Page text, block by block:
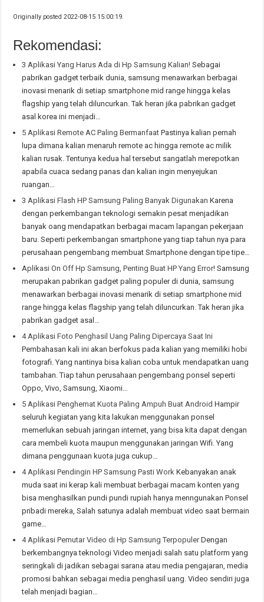
Originally posted 2022-08-15 15:00:19.
Rekomendasi:
3 Aplikasi Yang Harus Ada di Hp Samsung Kalian! Sebagai
pabrikan gadget terbaik dunia, samsung menawarkan berbagai
inovasi menarik di setiap smartphone mid range hingga kelas
flagship yang telah diluncurkan. Tak heran jika pabrikan gadget
asal korea ini menjadi…
5 Aplikasi Remote AC Paling Bermanfaat Pastinya kalian pernah
lupa dimana kalian menaruh remote ac hingga remote ac milik
kalian rusak. Tentunya kedua hal tersebut sangatlah merepotkan
apabila cuaca sedang panas dan kalian ingin menyejukan
ruangan…
3 Aplikasi Flash HP Samsung Paling Banyak Digunakan Karena
dengan perkembangan teknologi semakin pesat menjadikan
banyak oang mendapatkan berbagai macam lapangan pekerjaan
baru. Seperti perkembangan smartphone yang tiap tahun nya para
perusahaan pengembang membuat Smartphone dengan tipe tipe…
Aplikasi On Off Hp Samsung, Penting Buat HP Yang Error! Samsung
merupakan pabrikan gadget paling populer di dunia, samsung
menawarkan berbagai inovasi menarik di setiap smartphone mid
range hingga kelas flagship yang telah diluncurkan. Tak heran jika
pabrikan gadget asal…
4 Aplikasi Foto Penghasil Uang Paling Dipercaya Saat Ini
Pembahasan kali ini akan berfokus pada kalian yang memiliki hobi
fotografi. Yang nantinya bisa kalian coba untuk mendapatkan uang
tambahan. Tiap tahun perusahaan pengembang ponsel seperti
Oppo, Vivo, Samsung, Xiaomi…
5 Aplikasi Penghemat Kuota Paling Ampuh Buat Android Hampir
seluruh kegiatan yang kita lakukan menggunakan ponsel
memerlukan sebuah jaringan internet, yang bisa kita dapat dengan
cara membeli kuota maupun menggunakan jaringan Wifi. Yang
dimana penggunaan kuota juga cukup…
4 Aplikasi Pendingin HP Samsung Pasti Work Kebanyakan anak
muda saat ini kerap kali membuat berbagai macam konten yang
bisa menghasilkan pundi pundi rupiah hanya menngunakan Ponsel
pribadi mereka, Salah satunya adalah membuat video saat bermain
game…
4 Aplikasi Pemutar Video di Hp Samsung TerpopulerDengan
berkembangnya teknologi Video menjadi salah satu platform yang
seringkali di jadikan sebagai sarana atau media pengajaran, media
promosi bahkan sebagai media penghasil uang. Video sendiri juga
telah menjadi bagian…